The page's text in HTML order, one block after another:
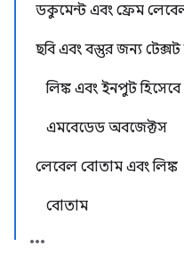
ডকুমেন্ট এবং ফ্রেম
ছবি এবং বস্তুর জন্য
লিঙ্ক এবং ইনপুট হিসেবে
এমবেডেড অবজেক্টস
লেবেল বোতাম এবং লিঙ্ক
বোতাম